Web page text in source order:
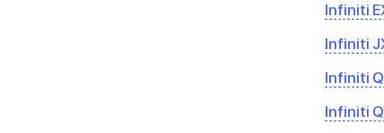
Infiniti
Infiniti
Infiniti
Infiniti